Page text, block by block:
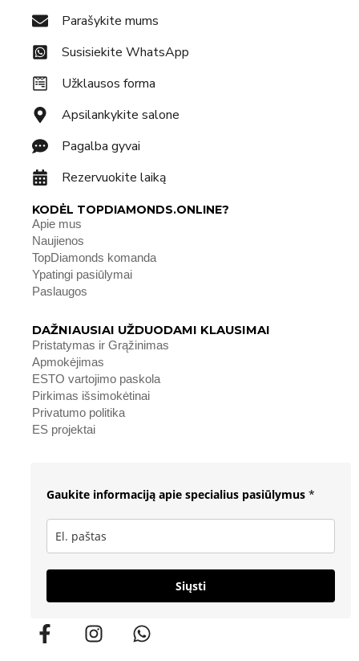
Parašykite mums
Susisiekite WhatsApp
Užklausos forma
Apsilankykite salone
Pagalba gyvai
Rezervuokite laiką
KODĖL TOPDIAMONDS.ONLINE?
Apie mus
Naujienos
TopDiamonds komanda
Ypatingi pasiūlymai
Paslaugos
DAŽNIAUSIAI UŽDUODAMI KLAUSIMAI
Pristatymas ir Grąžinimas
Apmokėjimas
ESTO vartojimo paskola
Pirkimas išsimokėtinai
Privatumo politika
ES projektai
Gaukite informaciją apie specialius pasiūlymus *
Siųsti
F
a
I
n
W
h